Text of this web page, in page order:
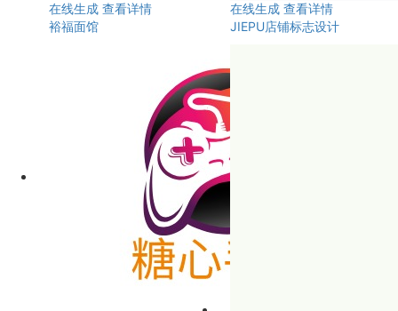
在线生成 查看详情
裕福面馆
在线生成 查看详情
JIEPU店铺标志设计